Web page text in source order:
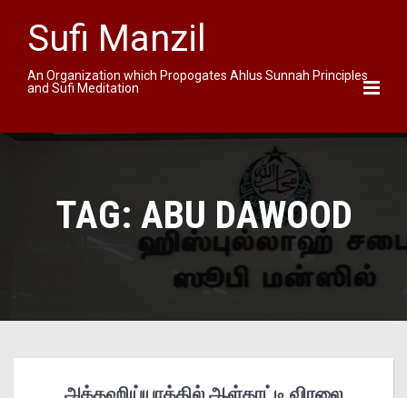
Sufi Manzil
An Organization which Propogates Ahlus Sunnah Principles
and Sufi Meditation
TAG: ABU DAWOOD
அத்தஹிய்யாத்தில் ஆள்காட்டி விரலை